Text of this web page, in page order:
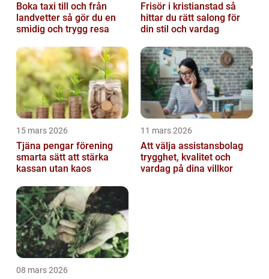
Boka taxi till och från
landvetter så gör du en
smidig och trygg resa
Frisör i kristianstad så
hittar du rätt salong för
din stil och vardag
15 mars 2026
Tjäna pengar förening
smarta sätt att stärka
kassan utan kaos
11 mars 2026
Att välja assistansbolag
trygghet, kvalitet och
vardag på dina villkor
08 mars 2026